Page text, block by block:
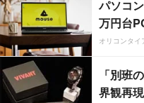
パソコ
万円台
オリコンタイ
「別班
界観再現